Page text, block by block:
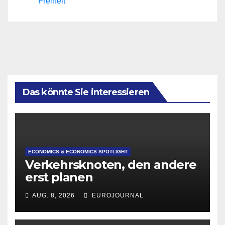
Das könnte Sie interessieren
ECONOMICS & ECONOMICS SPOTLIGHT
Verkehrsknoten, den andere
erst planen
AUG. 8, 2026 EUROJOURNAL